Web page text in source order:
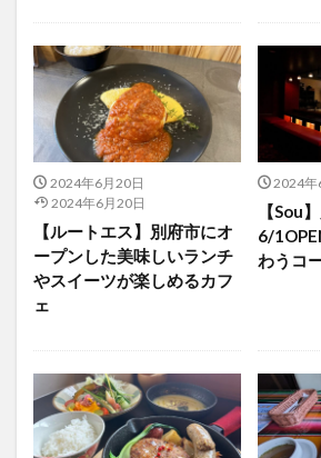
2024年6月20日
2024年6月20日
【ルートエス】別府市にオ
ープンした美味しいランチ
やスイーツが楽しめるカフ
ェ
2024年
【Sou
6/
わうコ
ジャマイカ料理
ジャークチキン
スタバ
セレクトショップ
ソ
チキンカレー
テイクアウト
トキハ本店
ハロウィン
ハン
ハンバーグ
ハーモニーランド
パン
パーク
パークプレイス
ビアガーデン
ビール ピザ
フルーツ
プレミアム商品券
ラバーダック
ランチ ラーメン
リンクスクエア
レトロ
レン
中央町
中津市 中華料理